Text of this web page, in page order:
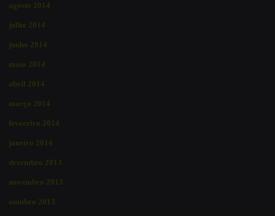
agosto 2014
julho 2014
junho 2014
maio 2014
abril 2014
março 2014
fevereiro 2014
janeiro 2014
dezembro 2013
novembro 2013
outubro 2013